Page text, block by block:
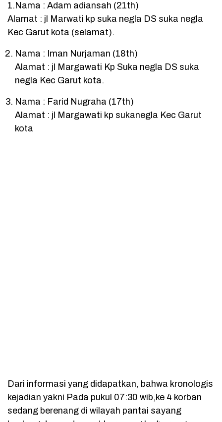
1.Nama : Adam adiansah (21th)
Alamat : jl Marwati kp suka negla DS suka negla
Kec Garut kota (selamat).
Nama : Iman Nurjaman (18th)
Alamat : jl Margawati Kp Suka negla DS suka
negla Kec Garut kota.
Nama : Farid Nugraha (17th)
Alamat : jl Margawati kp sukanegla Kec Garut
kota
Dari informasi yang didapatkan, bahwa kronologis
kejadian yakni Pada pukul 07:30 wib,ke 4 korban
sedang berenang di wilayah pantai sayang